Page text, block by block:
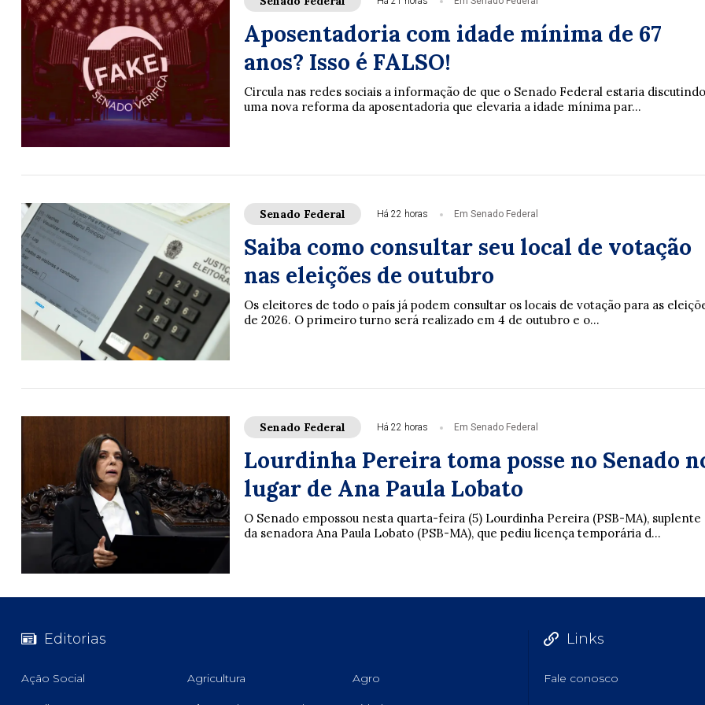
Aposentadoria com idade mínima de 67
anos? Isso é FALSO!
Circula nas redes sociais a informação de que o Senado Federal estaria discutindo
uma nova reforma da aposentadoria que elevaria a idade mínima par...
Senado Federal Há 22 horas Em Senado Federal
Saiba como consultar seu local de votação
nas eleições de outubro
Os eleitores de todo o país já podem consultar os locais de votação para as
de 2026. O primeiro turno será realizado em 4 de outubro e o...
Senado Federal Há 22 horas Em Senado Federal
Lourdinha Pereira toma posse no Senado
lugar de Ana Paula Lobato
O Senado empossou nesta quarta-feira (5) Lourdinha Pereira (PSB-MA), suplente
da senadora Ana Paula Lobato (PSB-MA), que pediu licença temporária d...
Editorias
Ação Social Agricultura Agro
Links
Fale conosco